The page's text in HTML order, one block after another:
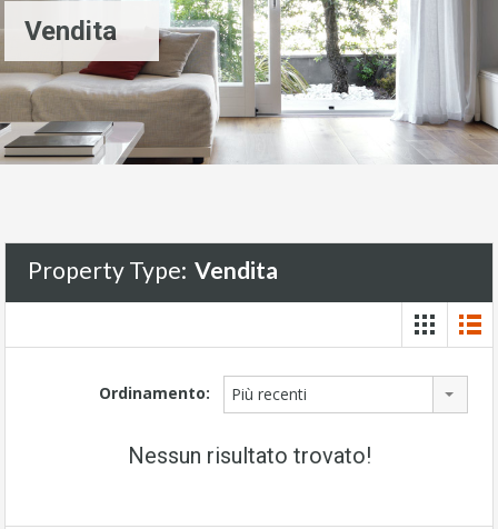
Vendita
Property Type: Vendita
Ordinamento: Più recenti
Nessun risultato trovato!